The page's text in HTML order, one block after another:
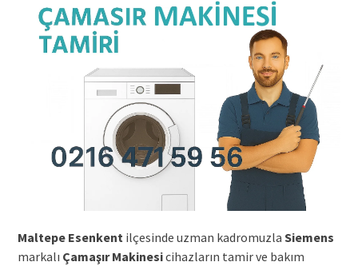
Maltepe Esenkent ilçesinde uzman kadromuzla Siemens
markalı Çamaşır Makinesicihazların tamir ve bakım